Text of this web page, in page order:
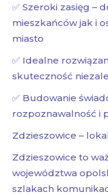
✅ Szeroki zasięg –
mieszkańców jak i
miasto
✅ Idealne
skuteczność
✅ Budowanie
rozpoznawalność i
Zdzieszowice –
Zdzieszowice to
województwa
szlakach